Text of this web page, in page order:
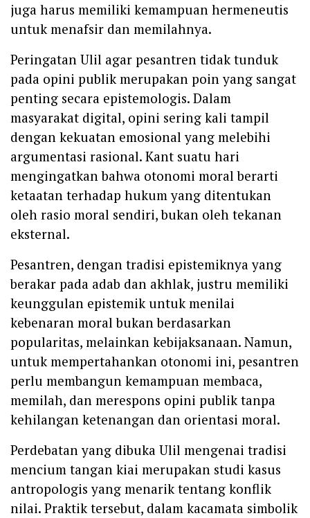
juga harus memiliki kemampuan hermeneutis
untuk menafsir dan memilahnya.
Peringatan Ulil agar pesantren tidak tunduk
pada opini publik merupakan poin yang sangat
penting secara epistemologis. Dalam
masyarakat digital, opini sering kali tampil
dengan kekuatan emosional yang melebihi
argumentasi rasional. Kant suatu hari
mengingatkan bahwa otonomi moral berarti
ketaatan terhadap hukum yang ditentukan
oleh rasio moral sendiri, bukan oleh tekanan
eksternal.
Pesantren, dengan tradisi epistemiknya yang
berakar pada adab dan akhlak, justru memiliki
keunggulan epistemik untuk menilai
kebenaran moral bukan berdasarkan
popularitas, melainkan kebijaksanaan. Namun,
untuk mempertahankan otonomi ini, pesantren
perlu membangun kemampuan membaca,
memilah, dan merespons opini publik tanpa
kehilangan ketenangan dan orientasi moral.
Perdebatan yang dibuka Ulil mengenai tradisi
mencium tangan kiai merupakan studi kasus
antropologis yang menarik tentang konflik
nilai. Praktik tersebut, dalam kacamata simbolik